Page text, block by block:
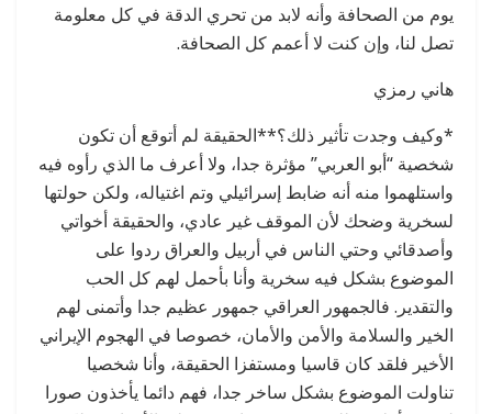
يوم من الصحافة وأنه لابد من تحري الدقة في كل معلومة
تصل لنا، وإن كنت لا أعمم كل الصحافة.
هاني رمزي
*وكيف وجدت تأثير ذلك؟**الحقيقة لم أتوقع أن تكون
شخصية “أبو العربي” مؤثرة جدا، ولا أعرف ما الذي رأوه فيه
واستلهموا منه أنه ضابط إسرائيلي وتم اغتياله، ولكن حولتها
لسخرية وضحك لأن الموقف غير عادي، والحقيقة أخواتي
وأصدقائي وحتي الناس في أربيل والعراق ردوا على
الموضوع بشكل فيه سخرية وأنا بأحمل لهم كل الحب
والتقدير. فالجمهور العراقي جمهور عظيم جدا وأتمنى لهم
الخير والسلامة والأمن والأمان، خصوصا في الهجوم الإيراني
الأخير فلقد كان قاسيا ومستفزا الحقيقة، وأنا شخصيا
تناولت الموضوع بشكل ساخر جدا، فهم دائما يأخذون صورا